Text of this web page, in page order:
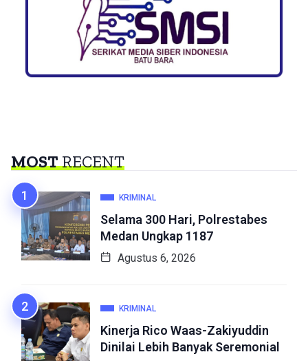
MOSTRECENT
KRIMINAL
Selama 300 Hari, Polrestabes
Medan Ungkap 1187
Agustus 6, 2026
KRIMINAL
Kinerja Rico Waas-Zakiyuddin
Dinilai Lebih Banyak Seremonial